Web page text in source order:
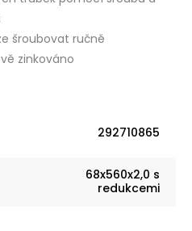
šroubovat ručně
zinkováno
292710865
68x560x2,0 s
redukcemi